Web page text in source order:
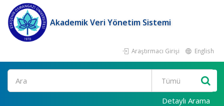
Akademik Veri Yönetim Sistemi
Araştırmacı Girişi English
Ara
Detaylı Arama